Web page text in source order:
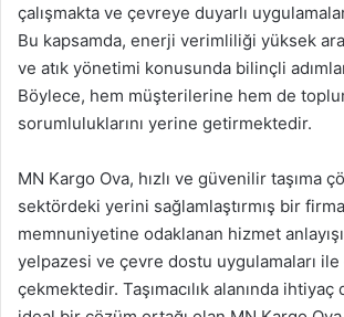
çalışmakta ve çevreye duyarlı
Bu kapsamda, enerji verimliliği yüksek
ve atık yönetimi konusunda bilinçli
Böylece, hem müşterilerine hem de
sorumluluklarını yerine getirmektedir.
MN Kargo Ova, hızlı ve güvenilir taşıma
sektördeki yerini sağlamlaştırmış bir
memnuniyetine odaklanan hizmet
yelpazesi ve çevre dostu uygulamaları
çekmektedir. Taşımacılık alanında